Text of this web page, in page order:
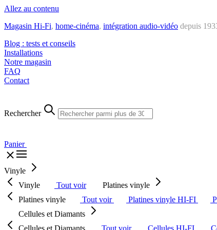
Allez au contenu
Magasin Hi-Fi, home-cinéma, intégration audio-vidéo depuis
Blog : tests et conseils
Installations
Notre magasin
FAQ
Contact
Rechercher
Panier
Vinyle
Vinyle
Tout voir
Platines vinyle
Platines vinyle
Tout voir Platines vinyle HI-FI
Cellules et Diamants
Cellules et Diamants
Tout voir Cellules HI-FI